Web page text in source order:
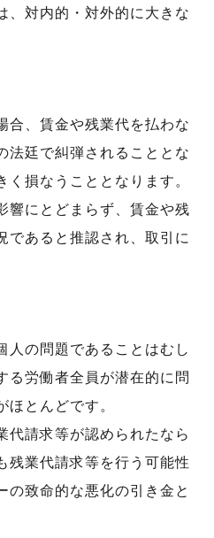
、対内的・対外的に大きな
合、賃金や残業代を払わな
法廷で糾弾されることとな
く損なうこととなります。
響にとどまらず、賃金や残
であると推認され、取引に
人の問題であることはむし
る労働者全員が潜在的に問
ほとんどです。
代請求等が認められたなら
残業代請求等を行う可能性
の致命的な悪化の引き金と